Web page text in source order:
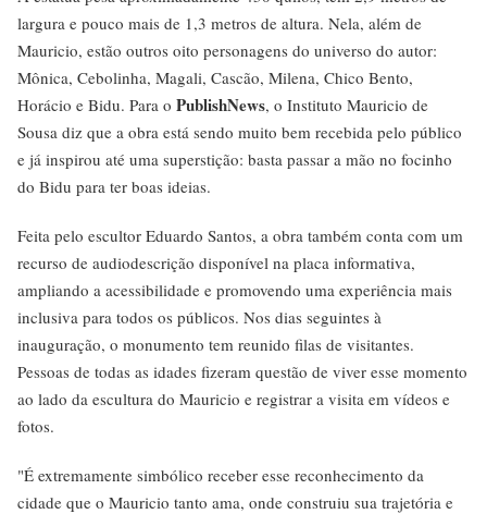
largura e pouco mais de 1,3 metros de altura. Nela, além de
Mauricio, estão outros oito personagens do universo do autor:
Mônica, Cebolinha, Magali, Cascão, Milena, Chico Bento,
Horácio e Bidu. Para o PublishNews, o Instituto Mauricio de
Sousa diz que a obra está sendo muito bem recebida pelo público
e já inspirou até uma superstição: basta passar a mão no focinho
do Bidu para ter boas ideias.
Feita pelo escultor Eduardo Santos, a obra também conta com um
recurso de audiodescrição disponível na placa informativa,
ampliando a acessibilidade e promovendo uma experiência mais
inclusiva para todos os públicos. Nos dias seguintes à
inauguração, o monumento tem reunido filas de visitantes.
Pessoas de todas as idades fizeram questão de viver esse momento
ao lado da escultura do Mauricio e registrar a visita em vídeos e
fotos.
"É extremamente simbólico receber esse reconhecimento da
cidade que o Mauricio tanto ama, onde construiu sua trajetória e